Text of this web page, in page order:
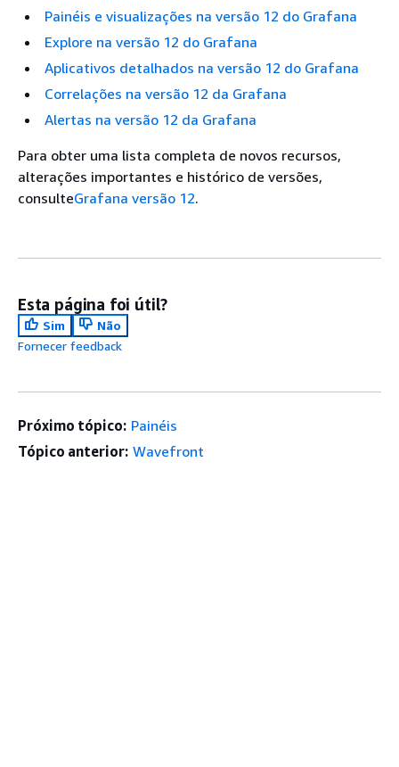
Painéis e visualizações na versão 12 do Grafana
Explore na versão 12 do Grafana
Aplicativos detalhados na versão 12 do Grafana
Correlações na versão 12 da Grafana
Alertas na versão 12 da Grafana
Para obter uma lista completa de novos recursos,
alterações importantes e histórico de versões,
consulteGrafana versão 12.
Esta página foi útil?
Sim
Não
Fornecer feedback
Próximo tópico: Painéis
Tópico anterior: Wavefront